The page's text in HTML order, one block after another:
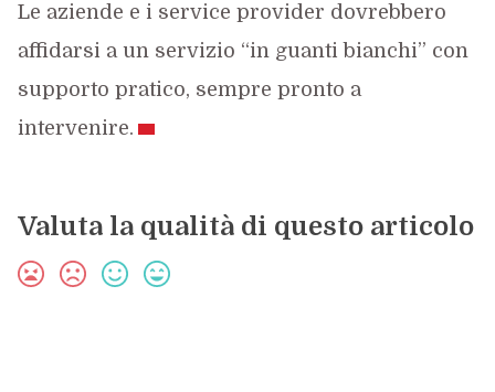
Le aziende e i service provider dovrebbero
affidarsi a un servizio “in guanti bianchi” con
supporto pratico, sempre pronto a
intervenire.
Valuta la qualità di questo articolo